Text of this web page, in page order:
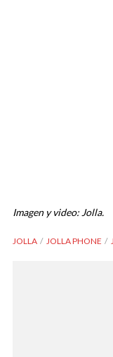
Imagen y video: Jolla.
JOLLA JOLLA PHONE